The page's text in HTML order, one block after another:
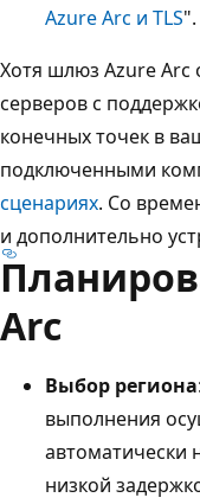
Azure Arc и TLS".
Хотя шлюз Azure Arc
серверов с
конечных точек в
подключенными
сценариях. Со
и дополнительно
Arc
Выбор региона
выполнения
автоматически
низкой